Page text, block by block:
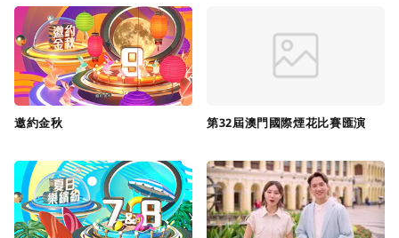
邀約金秋 第32屆澳門國際煙花比賽匯演